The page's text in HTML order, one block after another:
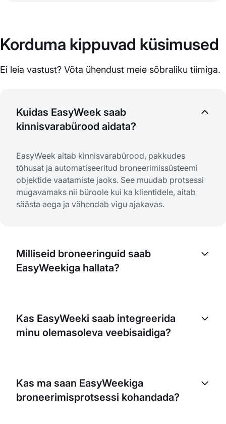
Korduma kippuvad küsimused
Ei leia vastust? Võta ühendust meie sõbraliku tiimiga.
Kuidas EasyWeek saab
kinnisvarabürood aidata?
EasyWeek aitab kinnisvarabürood, pakkudes
tõhusat ja automatiseeritud broneerimissüsteemi
objektide vaatamiste jaoks. See muudab protsessi
mugavamaks nii büroole kui ka klientidele, aitab
säästa aega ja vähendab vigu ajakavas.
Milliseid broneeringuid saab
EasyWeekiga hallata?
vaatamisi, konsultatsioone, kohtumisi maakleritega
ning mis tahes muud teenust, mida sinu büroo
Kas EasyWeeki saab integreerida
minu olemasoleva veebisaidiga?
„Broneeri kohe“, mis võimaldab klientidel teha
broneeringuid otse.
Kas ma saan EasyWeekiga
broneerimisprotsessi kohandada?